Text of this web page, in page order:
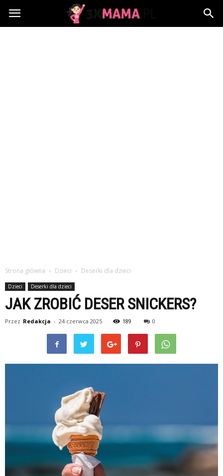
3xMama.pl
Strona główna Dzieci Deserki dla dzieci
Dzieci Deserki dla dzieci
JAK ZROBIĆ DESER SNICKERS?
Przez Redakcja - 24 czerwca 2025 189 0